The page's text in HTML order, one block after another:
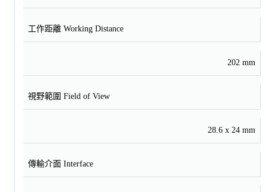
工作距離 Working Distance
202 mm
視野範圍 Field of View
28.6 x 24 mm
傳輸介面 Interface